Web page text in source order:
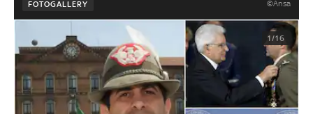
FOTOGALLERY ©Ansa
1/16